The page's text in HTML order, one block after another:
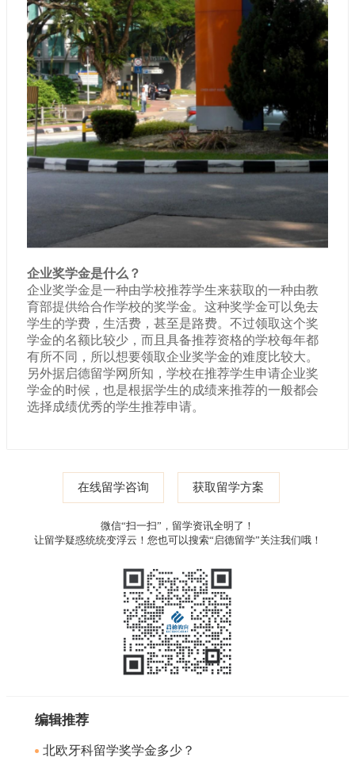
企业奖学金是什么？
企业奖学金是一种由学校推荐学生来获取的一种由教
育部提供给合作学校的奖学金。这种奖学金可以免去
学生的学费，生活费，甚至是路费。不过领取这个奖
学金的名额比较少，而且具备推荐资格的学校每年都
有所不同，所以想要领取企业奖学金的难度比较大。
另外据启德留学网 所知，学校在推荐学生申请企业奖
学金的时候，也是根据学生的成绩来推荐的一般都会
选择成绩优秀的学生推荐申请。
在线留学咨询 获取留学方案
微信“扫一扫”，留学资讯全明了！
让留学疑惑统统变浮云！您也可以搜索“启德留学”关注我们哦！
编辑推荐
北欧牙科留学奖学金多少？